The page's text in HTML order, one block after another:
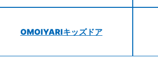
OMOIYARIキッズドア